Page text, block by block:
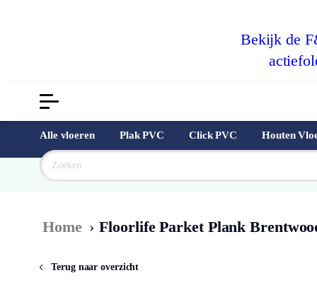
Bekijk de
Alle vloeren Plak PVC Click PVC Houten
Home › Floorlife Parket Plank
Terug naar overzicht